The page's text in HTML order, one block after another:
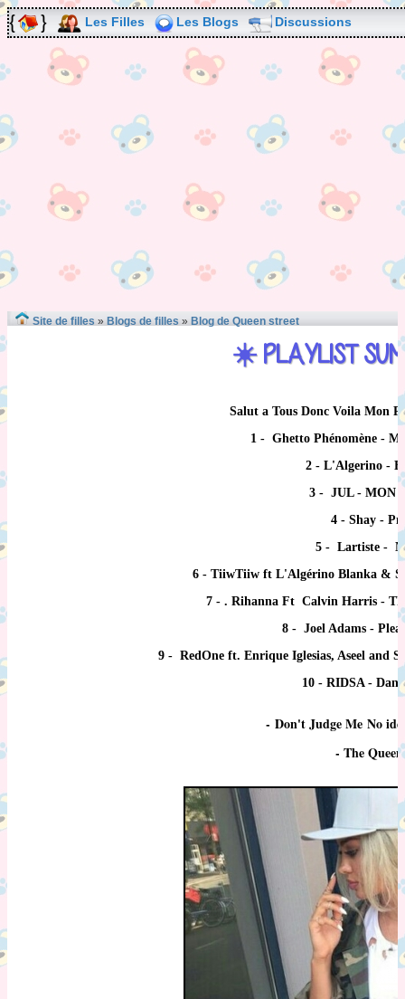
Les Filles Les Blogs Discussions
Site de filles » Blogs de filles » Blog de Queen street
☀️ PLAYLIST
Salut a Tous Donc Voila Mon
1 - Ghetto Phénomène -
2 - L'Algerino -
3 - JUL - MON
4 - Shay -
5 - Lartiste -
6 - TiiwTiiw ft L'Algérino Blanka &
7 - . Rihanna Ft Calvin Harris -
8 - Joel Adams -
9 - RedOne ft. Enrique Iglesias, Aseel and
10 - RIDSA -
- Don't Judge Me No
- The